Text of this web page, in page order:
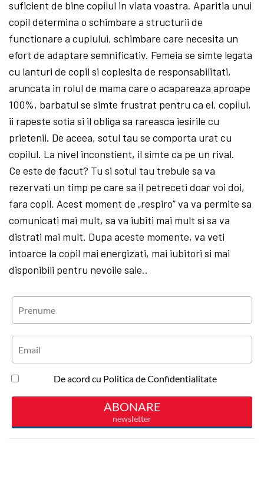
suficient de bine copilul in viata voastra. Aparitia unui
copil determina o schimbare a structurii de
functionare a cuplului, schimbare care necesita un
efort de adaptare semnificativ. Femeia se simte legata
cu lanturi de copil si coplesita de responsabilitati,
aruncata in rolul de mama care o acapareaza aproape
100%, barbatul se simte frustrat pentru ca el, copilul,
ii rapeste sotia si il obliga sa rareasca iesirile cu
prietenii. De aceea, sotul tau se comporta urat cu
copilul. La nivel inconstient, il simte ca pe un rival.
Ce este de facut? Tu si sotul tau trebuie sa va
rezervati un timp pe care sa il petreceti doar voi doi,
fara copil. Acest moment de „respiro” va va permite sa
comunicati mai mult, sa va iubiti mai mult si sa va
distrati mai mult. Dupa aceste momente, va veti
intoarce la copil mai energizati, mai iubitori si mai
disponibili pentru nevoile sale..